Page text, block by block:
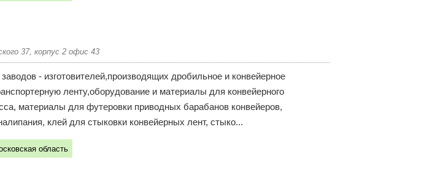
37, корпус 2 офис 43
- изготовителей,производящих дробильное и конвейерное
ленту,оборудование и материалы для конвейерного
материалы для футеровки приводных барабанов конвейеров,
клей для стыковки конвейерных лент, стыко...
область